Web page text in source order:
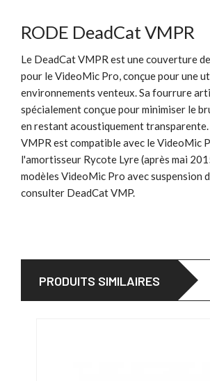
RODE DeadCat VMPR
Le DeadCat VMPR est une couverture
pour le VideoMic Pro, conçue pour une
environnements venteux. Sa fourrure
spécialement conçue pour minimiser le
en restant acoustiquement
VMPR est compatible avec le VideoMic
l'amortisseur Rycote Lyre (après mai
modèles VideoMic Pro avec suspension
consulter DeadCat VMP.
PRODUITS SIMILAIRES